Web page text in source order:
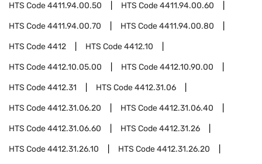
HTS Code4411.94.00.50 HTS Code4411.94.00.60
HTS Code4411.94.00.70 HTS Code4411.94.00.80
HTS Code4412 HTS Code4412.10
HTS Code4412.10.05.00 HTS Code4412.10.90.00
HTS Code4412.31 HTS Code4412.31.06
HTS Code4412.31.06.20 HTS Code4412.31.06.40
HTS Code4412.31.06.60 HTS Code4412.31.26
HTS Code4412.31.26.10 HTS Code4412.31.26.20